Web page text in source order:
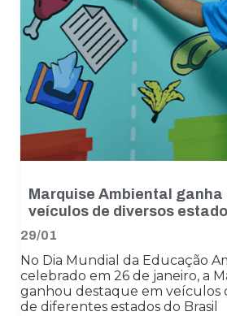
Marquise Ambiental ganha
veículos de diversos
29/01
No Dia Mundial da Educação
celebrado em 26 de janeiro, a
ganhou destaque em veículos
de diferentes estados do Brasil
do
Ao
ao